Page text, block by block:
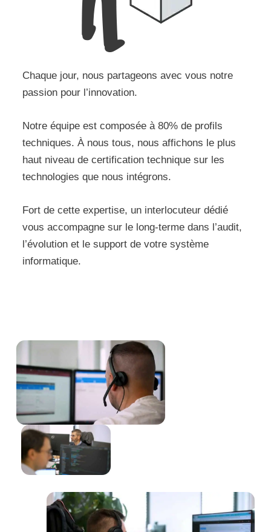
Chaque jour, nous partageons avec vous notre
passion pour l’innovation.
Notre équipe est composée à 80% de profils
techniques. À nous tous, nous affichons le plus
haut niveau de certification technique sur les
technologies que nous intégrons.
Fort de cette expertise, un interlocuteur dédié
vous accompagne sur le long-terme dans l’audit,
l’évolution et le support de votre système
informatique.